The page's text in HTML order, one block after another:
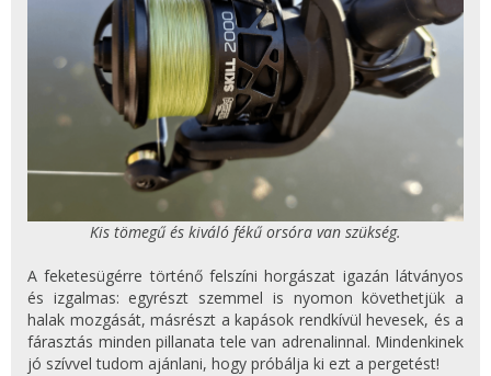
Kis tömegű és kiváló fékű orsóra van szükség.
A feketesügérre történő felszíni horgászat igazán látványos
és izgalmas: egyrészt szemmel is nyomon követhetjük a
halak mozgását, másrészt a kapások rendkívül hevesek, és a
fárasztás minden pillanata tele van adrenalinnal. Mindenkinek
jó szívvel tudom ajánlani, hogy próbálja ki ezt a pergetést!